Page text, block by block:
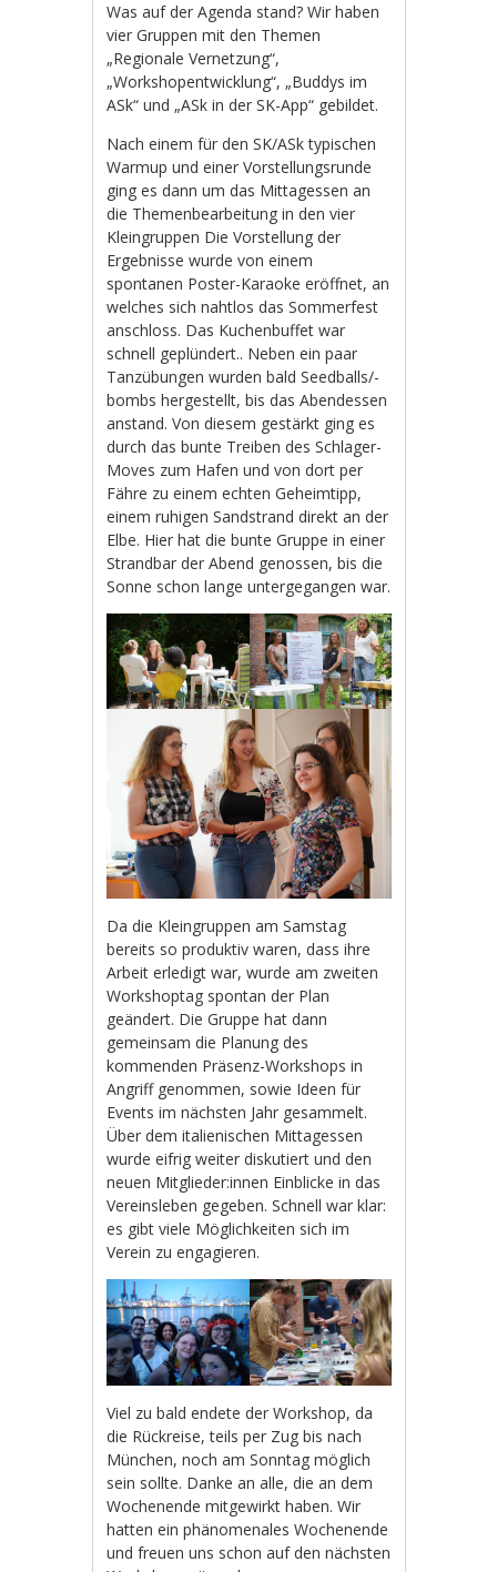
Was auf der Agenda stand? Wir haben
vier Gruppen mit den Themen
„Regionale Vernetzung“,
„Workshopentwicklung“, „Buddys im
ASk“ und „ASk in der SK-App“ gebildet.
Nach einem für den SK/ASk typischen
Warmup und einer Vorstellungsrunde
ging es dann um das Mittagessen an
die Themenbearbeitung in den vier
Kleingruppen Die Vorstellung der
Ergebnisse wurde von einem
spontanen Poster-Karaoke eröffnet, an
welches sich nahtlos das Sommerfest
anschloss. Das Kuchenbuffet war
schnell geplündert.. Neben ein paar
Tanzübungen wurden bald Seedballs/-
bombs hergestellt, bis das Abendessen
anstand. Von diesem gestärkt ging es
durch das bunte Treiben des Schlager-
Moves zum Hafen und von dort per
Fähre zu einem echten Geheimtipp,
einem ruhigen Sandstrand direkt an der
Elbe. Hier hat die bunte Gruppe in einer
Strandbar der Abend genossen, bis die
Sonne schon lange untergegangen war.
Da die Kleingruppen am Samstag
bereits so produktiv waren, dass ihre
Arbeit erledigt war, wurde am zweiten
Workshoptag spontan der Plan
geändert. Die Gruppe hat dann
gemeinsam die Planung des
kommenden Präsenz-Workshops in
Angriff genommen, sowie Ideen für
Events im nächsten Jahr gesammelt.
Über dem italienischen Mittagessen
wurde eifrig weiter diskutiert und den
neuen Mitglieder:innen Einblicke in das
Vereinsleben gegeben. Schnell war klar:
es gibt viele Möglichkeiten sich im
Verein zu engagieren.
Viel zu bald endete der Workshop, da
die Rückreise, teils per Zug bis nach
München, noch am Sonntag möglich
sein sollte. Danke an alle, die an dem
Wochenende mitgewirkt haben. Wir
hatten ein phänomenales Wochenende
und freuen uns schon auf den nächsten